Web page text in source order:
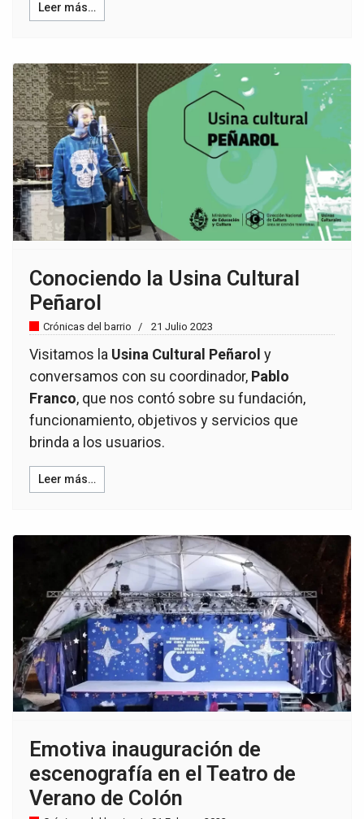
Leer más…
Conociendo la Usina Cultural
Peñarol
Crónicas del barrio 21 Julio 2023
Visitamos la Usina Cultural Peñarol y
conversamos con su coordinador, Pablo
Franco, que nos contó sobre su fundación,
funcionamiento, objetivos y servicios que
brinda a los usuarios.
Leer más…
Emotiva inauguración de
escenografía en el Teatro de
Verano de Colón